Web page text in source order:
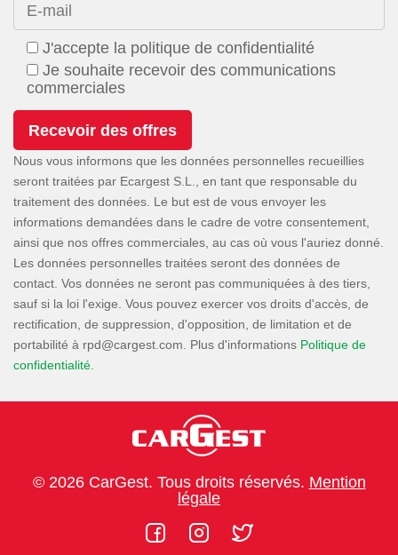
E-mail
J'accepte la politique de confidentialité
Je souhaite recevoir des communications
commerciales
Nous vous informons que les données personnelles recueillies
seront traitées par Ecargest S.L., en tant que responsable du
traitement des données. Le but est de vous envoyer les
informations demandées dans le cadre de votre consentement,
ainsi que nos offres commerciales, au cas où vous l'auriez donné.
Les données personnelles traitées seront des données de
contact. Vos données ne seront pas communiquées à des tiers,
sauf si la loi l'exige. Vous pouvez exercer vos droits d'accès, de
rectification, de suppression, d'opposition, de limitation et de
portabilité à
. Plus d'informations Politique de
confidentialité
© 2026 CarGest. Tous droits réservés. Mention
légale